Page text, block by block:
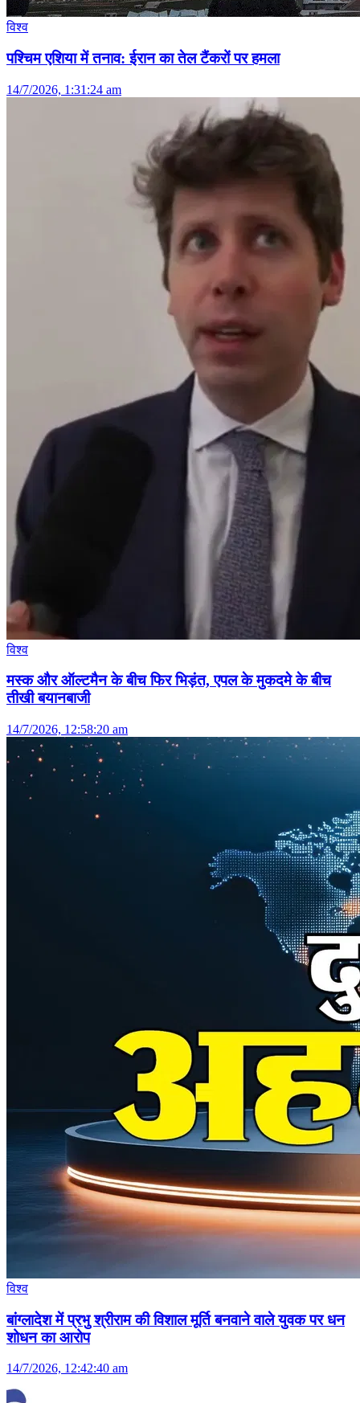
विश्व
पश्चिम एशिया में तनाव: ईरान का तेल टैंकरों पर हमला
14/7/2026, 1:31:24 am
विश्व
मस्क और ऑल्टमैन के बीच फिर भिड़ंत, एपल के मुकदमे के बीच
तीखी बयानबाजी
14/7/2026, 12:58:20 am
विश्व
बांग्लादेश में प्रभु श्रीराम की विशाल मूर्ति बनवाने वाले युवक पर धन
शोधन का आरोप
14/7/2026, 12:42:40 am